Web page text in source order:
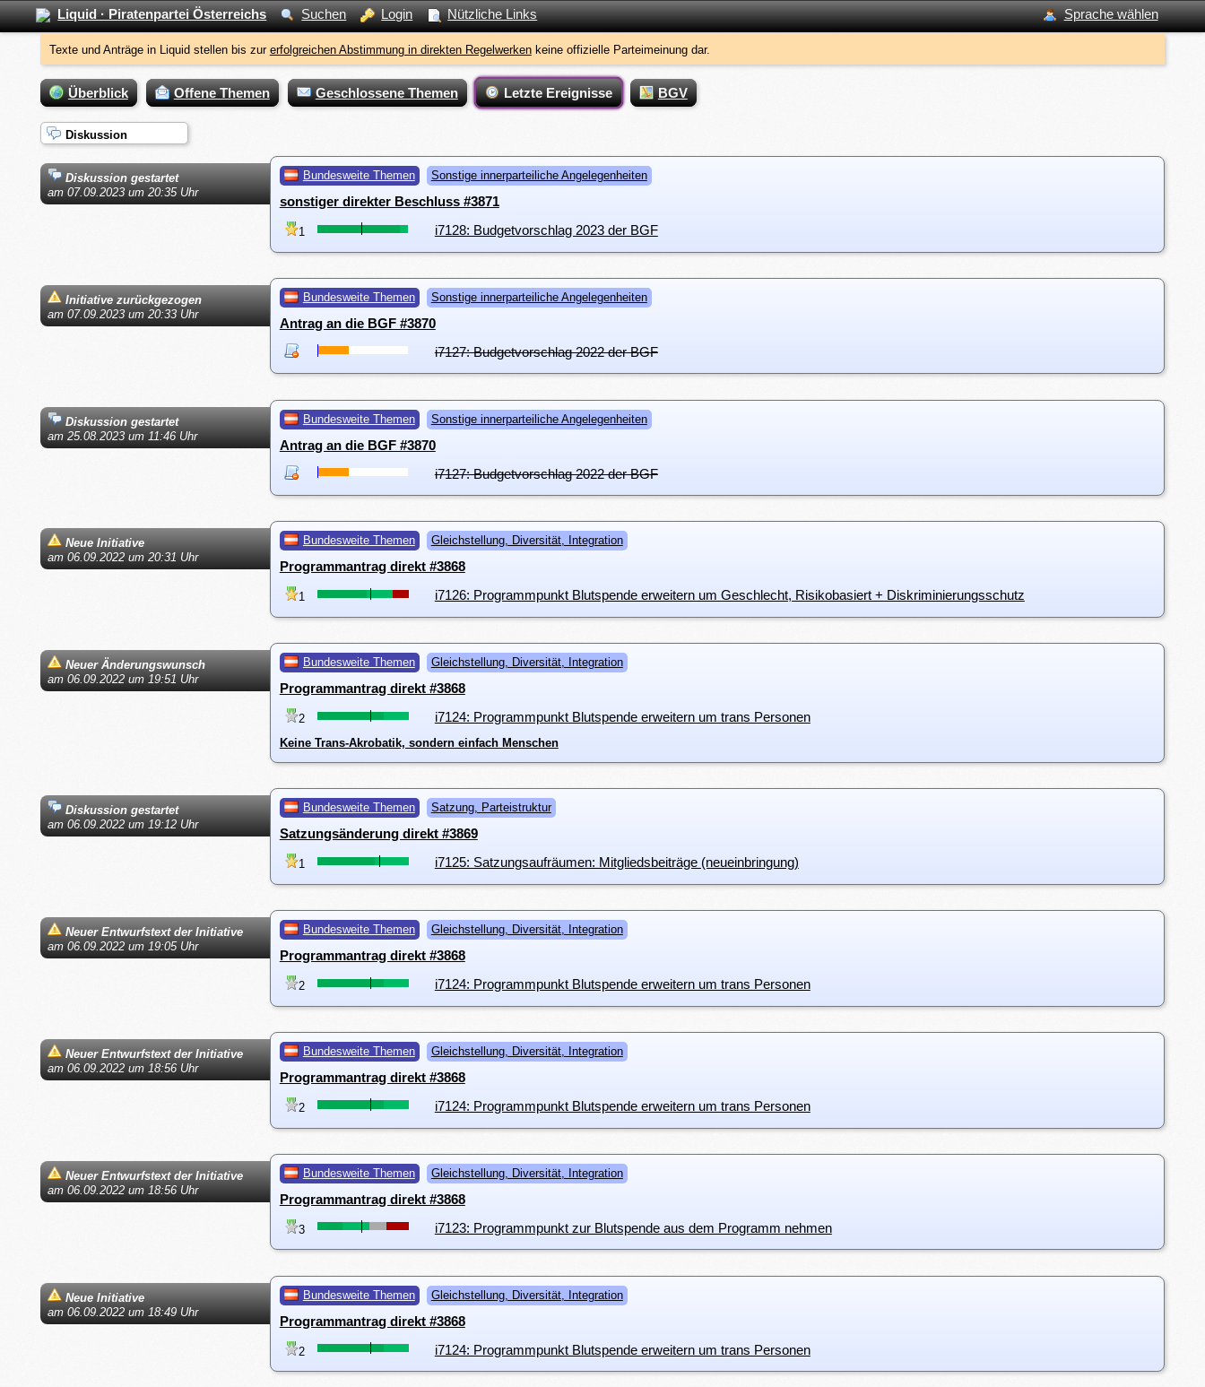
Liquid · Piratenpartei Österreichs Suchen Login Nützliche Links Sprache wählen
Texte und Anträge in Liquid stellen bis zur erfolgreichen Abstimmung in direkten Regelwerkenkeine offizielle Parteimeinung dar.
Überblick Offene Themen Geschlossene Themen Letzte Ereignisse BGV
Diskussion
Diskussion gestartet
am 07.09.2023 um 20:35 Uhr
Bundesweite Themen Sonstige innerparteiliche Angelegenheiten
sonstiger direkter Beschluss #3871
1 i7128: Budgetvorschlag 2023 der BGF
Initiative zurückgezogen
am 07.09.2023 um 20:33 Uhr
Bundesweite Themen Sonstige innerparteiliche Angelegenheiten
Antrag an die BGF #3870
i7127: Budgetvorschlag 2022 der BGF
Diskussion gestartet
am 25.08.2023 um 11:46 Uhr
Bundesweite Themen Sonstige innerparteiliche Angelegenheiten
Antrag an die BGF #3870
i7127: Budgetvorschlag 2022 der BGF
Neue Initiative
am 06.09.2022 um 20:31 Uhr
Bundesweite Themen Gleichstellung, Diversität, Integration
Programmantrag direkt #3868
1 i7126: Programmpunkt Blutspende erweitern um Geschlecht, Risikobasiert + Diskriminierungsschutz
Neuer Änderungswunsch
am 06.09.2022 um 19:51 Uhr
Bundesweite Themen Gleichstellung, Diversität, Integration
Programmantrag direkt #3868
2 i7124: Programmpunkt Blutspende erweitern um trans Personen
Keine Trans-Akrobatik, sondern einfach Menschen
Diskussion gestartet
am 06.09.2022 um 19:12 Uhr
Bundesweite Themen Satzung, Parteistruktur
Satzungsänderung direkt #3869
1 i7125: Satzungsaufräumen: Mitgliedsbeiträge (neueinbringung)
Neuer Entwurfstext der Initiative
am 06.09.2022 um 19:05 Uhr
Bundesweite Themen Gleichstellung, Diversität, Integration
Programmantrag direkt #3868
2 i7124: Programmpunkt Blutspende erweitern um trans Personen
Neuer Entwurfstext der Initiative
am 06.09.2022 um 18:56 Uhr
Bundesweite Themen Gleichstellung, Diversität, Integration
Programmantrag direkt #3868
2 i7124: Programmpunkt Blutspende erweitern um trans Personen
Neuer Entwurfstext der Initiative
am 06.09.2022 um 18:56 Uhr
Bundesweite Themen Gleichstellung, Diversität, Integration
Programmantrag direkt #3868
3 i7123: Programmpunkt zur Blutspende aus dem Programm nehmen
Neue Initiative
am 06.09.2022 um 18:49 Uhr
Bundesweite Themen Gleichstellung, Diversität, Integration
Programmantrag direkt #3868
2 i7124: Programmpunkt Blutspende erweitern um trans Personen